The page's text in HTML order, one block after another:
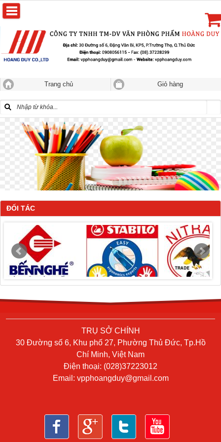
Trang chủ Giỏ hàng
ĐỐI TÁC
TRỤ SỞ CHÍNH
30 Đường số 6, Khu phố 27, Phường Thủ Đức, Tp.Hồ
Chí Minh, Việt Nam
Điện thoại: (028)37223012
Email: vpphoangduy@gmail.com